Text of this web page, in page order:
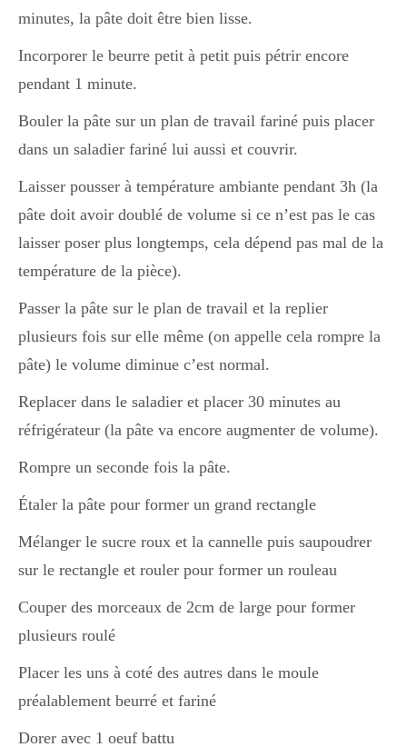
Boulette
minutes, la pâte doit être bien lisse.
Incorporer le beurre petit à petit puis pétrir encore
pendant 1 minute.
Bouler la pâte sur un plan de travail fariné puis placer
dans un saladier fariné lui aussi et couvrir.
Laisser pousser à température ambiante pendant 3h (la
pâte doit avoir doublé de volume si ce n’est pas le cas
laisser poser plus longtemps, cela dépend pas mal de la
température de la pièce).
Passer la pâte sur le plan de travail et la replier
plusieurs fois sur elle même (on appelle cela rompre la
pâte) le volume diminue c’est normal.
Replacer dans le saladier et placer 30 minutes au
réfrigérateur (la pâte va encore augmenter de volume).
Rompre un seconde fois la pâte.
Étaler la pâte pour former un grand rectangle
Mélanger le sucre roux et la cannelle puis saupoudrer
sur le rectangle et rouler pour former un rouleau
Couper des morceaux de 2cm de large pour former
plusieurs roulé
Placer les uns à coté des autres dans le moule
préalablement beurré et fariné
Dorer avec 1 oeuf battu